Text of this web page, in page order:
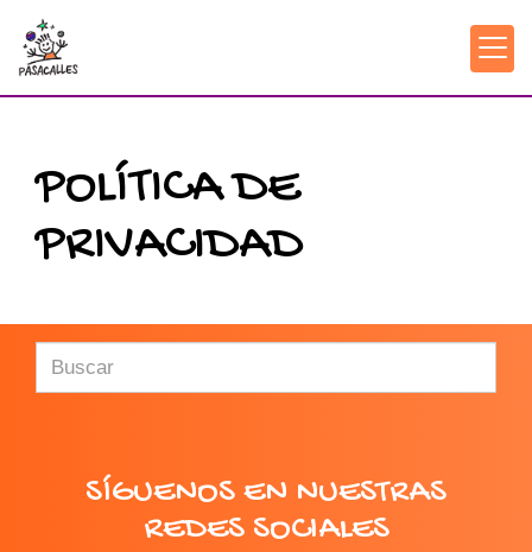
POLÍTICA DE
PRIVACIDAD
SÍGUENOS EN NUESTRAS
REDES SOCIALES